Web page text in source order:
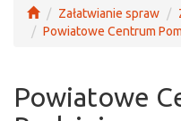
Załatwianie spraw
Powiatowe Centrum
Powiatowe